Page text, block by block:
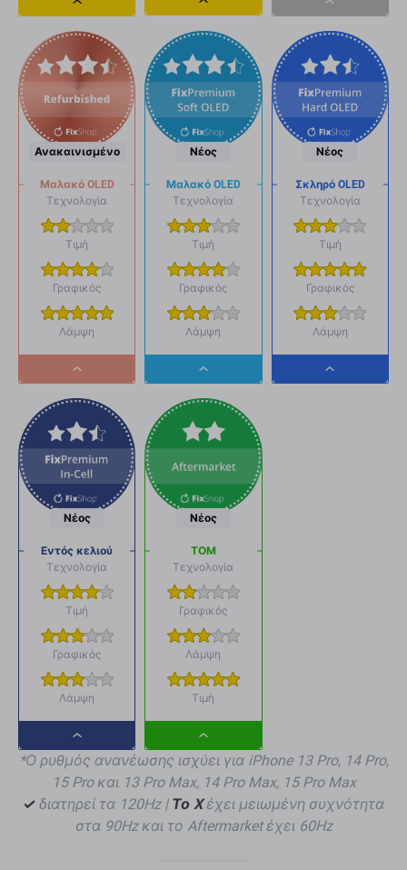
Dropdown
button
Dropdown
button
Dropdown
button
Ανακαινισμένο
Μαλακό OLED
Τεχνολογία
Τιμή
Γραφικός
Λάμψη
Dropdown
button
Νέος
Μαλακό OLED
Τεχνολογία
Τιμή
Γραφικός
Λάμψη
Dropdown
button
Νέος
Σκληρό OLED
Τεχνολογία
Τιμή
Γραφικός
Λάμψη
Dropdown
Νέος
Εντός κελιού
Τεχνολογία
Τιμή
Γραφικός
Λάμψη
Dropdown
button
Νέος
ΤΟΜ
Τεχνολογία
Γραφικός
Λάμψη
Τιμή
Dropdown
button
*Ο ρυθμός ανανέωσης ισχύει για iPhone 13 Pro, 14 Pro,
15 Pro και 13 Pro Max, 14 Pro Max, 15 Pro Max
✓ διατηρεί τα 120Hz | Το X έχει μειωμένη συχνότητα
στα 90Hz και το Aftermarket έχει 60Hz